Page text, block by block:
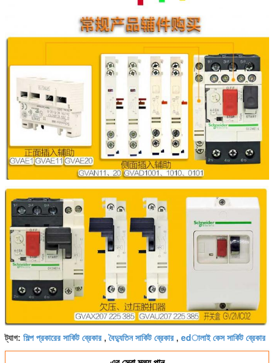
ট্যাগ: শিল্প প্রকারের সার্কিট ব্রেকার ,বৈদ্যুতিন সার্কিট ব্রেকার , edালাই কেস সার্কিট ব্রেকার